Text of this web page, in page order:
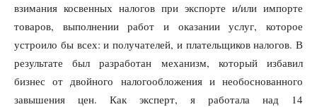
взимания косвенных налогов при экспорте и/или импорте
товаров, выполнении работ и оказании услуг, которое
устроило бы всех: и получателей, и плательщиков налогов. В
результате был разработан механизм, который избавил
бизнес от двойного налогообложения и необоснованного
завышения цен. Как эксперт, я работала над 14